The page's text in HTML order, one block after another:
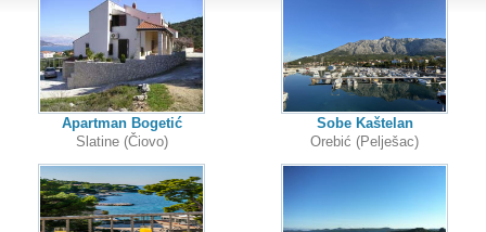
Apartman Bogetić
Slatine (Čiovo)
Sobe Kaštelan
Orebić (Pelješac)